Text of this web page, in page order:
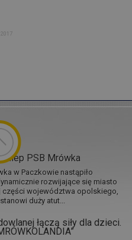
2017
PSB Mrówka
w Paczkowie nastąpiło
rozwijające się miasto
części województwa opolskiego,
duży atut...
łączą siły dla dzieci.